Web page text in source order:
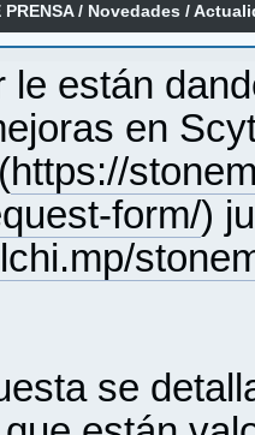
PRENSA/ Novedades /
le están
en
https://
form/)
se